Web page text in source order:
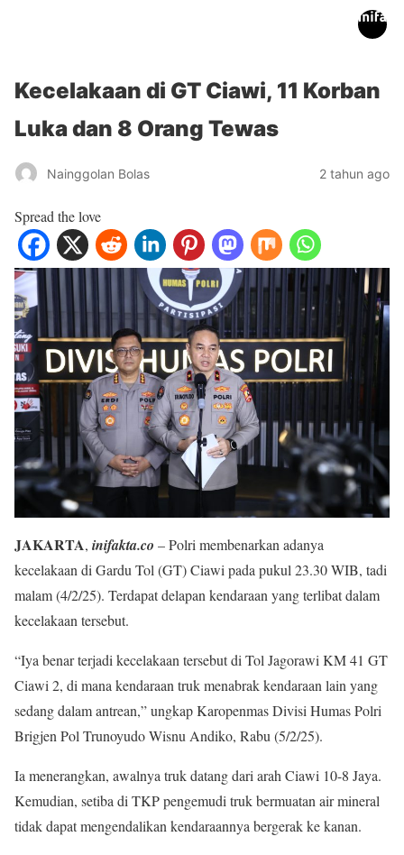
Kecelakaan di GT Ciawi, 11 Korban
Luka dan 8 Orang Tewas
Nainggolan Bolas 2 tahun ago
Spread the love
JAKARTA, inifakta.co – Polri membenarkan adanya
kecelakaan di Gardu Tol (GT) Ciawi pada pukul 23.30 WIB, tadi
malam (4/2/25). Terdapat delapan kendaraan yang terlibat dalam
kecelakaan tersebut.
“Iya benar terjadi kecelakaan tersebut di Tol Jagorawi KM 41 GT
Ciawi 2, di mana kendaraan truk menabrak kendaraan lain yang
sedang dalam antrean,” ungkap Karopenmas Divisi Humas Polri
Brigjen Pol Trunoyudo Wisnu Andiko, Rabu (5/2/25).
Ia menerangkan, awalnya truk datang dari arah Ciawi 10-8 Jaya.
Kemudian, setiba di TKP pengemudi truk bermuatan air mineral
tidak dapat mengendalikan kendaraannya bergerak ke kanan.